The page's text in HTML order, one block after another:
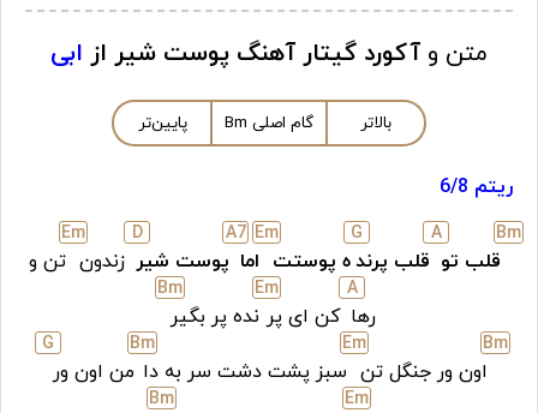
متن و آکورد گیتار آهنگ پوست شیر از ابی
بالاتر گام اصلی Bm پایین‌تر
ریتم 6/8
Bm
قلب تو
A
قلب پرند
G
ه پوستت
Em
اما
A7
پوست شیر
D
زندون
Em
تن و
رها
A
کن ای پر
Em
نده پر بگیر
Bm
Bm
اون ور جنگل تن
Em
سبز پشت دشت سر به دا
Bm
من اون ور
G
Em
Bm